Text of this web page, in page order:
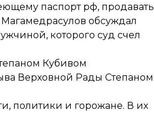
паспорт рф, продавать
обсуждал
которого суд счел
Кубивом
Верховной Рады Степаном
политики и горожане. В их